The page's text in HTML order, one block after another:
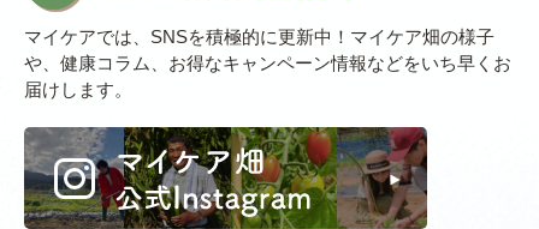
マイケアでは、SNSを積極的に更新中！マイケア畑の様子
や、健康コラム、お得なキャンペーン情報などをいち早くお
届けします。